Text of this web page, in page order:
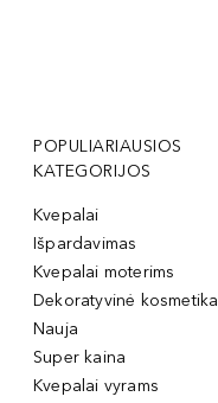
POPULIARIAUSIOS
KATEGORIJOS
Kvepalai
Išpardavimas
Kvepalai moterims
Dekoratyvinė kosmetika
Nauja
Super kaina
Kvepalai vyrams